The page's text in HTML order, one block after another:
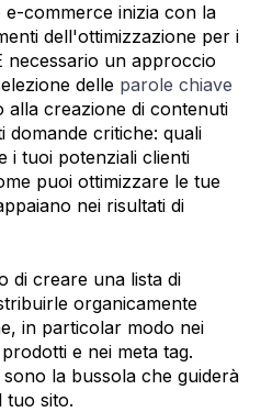
e-commerce inizia con la
dell'ottimizzazione per i
necessario un approccio
delle parole chiave
creazione di contenuti
domande critiche: quali
i tuoi potenziali clienti
puoi ottimizzare le tue
nei risultati di
di creare una lista di
organicamente
in particolar modo nei
e nei meta tag.
la bussola che guiderà
tuo sito.